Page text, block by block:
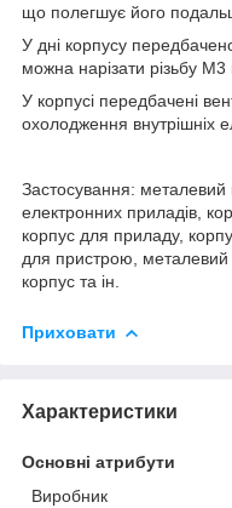
що полегшує його
У дні корпусу
можна нарізати різьбу М3
У корпусі передбачені
охолодження внутрішніх
Застосування:
електронних приладів,
корпус для приладу,
для пристрою,
корпус та ін.
Приховати
Характеристики
Основні атрибути
Виробник